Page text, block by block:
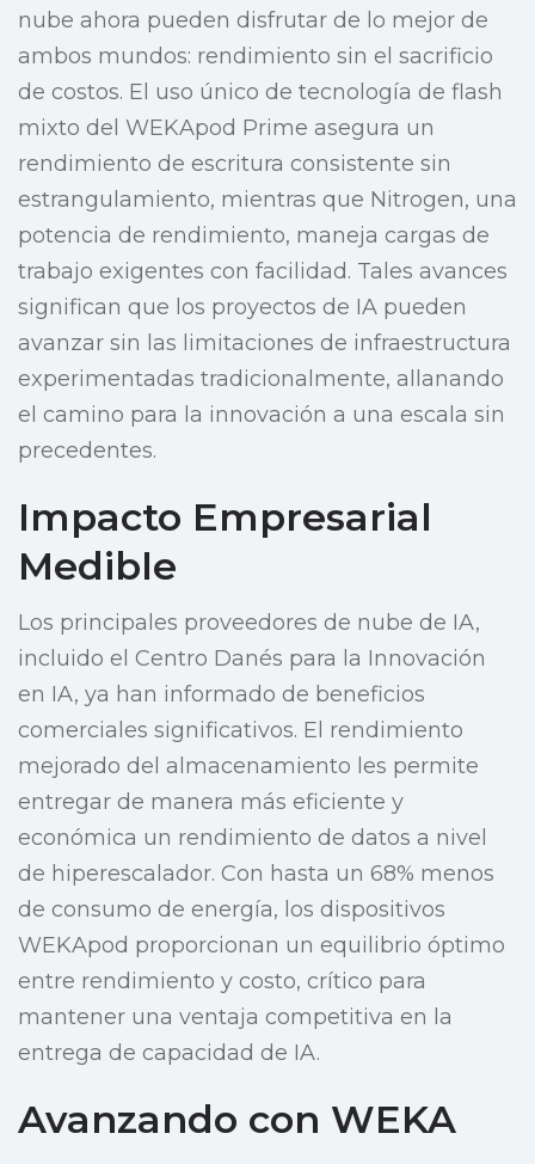
nube ahora pueden disfrutar de lo mejor de
ambos mundos: rendimiento sin el sacrificio
de costos. El uso único de tecnología de flash
mixto del WEKApod Prime asegura un
rendimiento de escritura consistente sin
estrangulamiento, mientras que Nitrogen, una
potencia de rendimiento, maneja cargas de
trabajo exigentes con facilidad. Tales avances
significan que los proyectos de IA pueden
avanzar sin las limitaciones de infraestructura
experimentadas tradicionalmente, allanando
el camino para la innovación a una escala sin
precedentes.
Impacto Empresarial
Medible
Los principales proveedores de nube de IA,
incluido el Centro Danés para la Innovación
en IA, ya han informado de beneficios
comerciales significativos. El rendimiento
mejorado del almacenamiento les permite
entregar de manera más eficiente y
económica un rendimiento de datos a nivel
de hiperescalador. Con hasta un 68% menos
de consumo de energía, los dispositivos
WEKApod proporcionan un equilibrio óptimo
entre rendimiento y costo, crítico para
mantener una ventaja competitiva en la
entrega de capacidad de IA.
Avanzando con WEKA